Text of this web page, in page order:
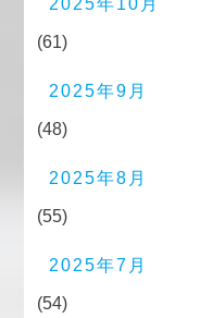
2025年10月
(61)
2025年9月
(48)
2025年8月
(55)
2025年7月
(54)